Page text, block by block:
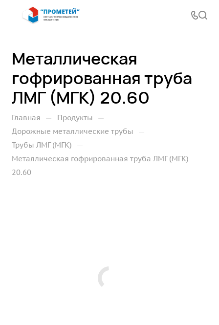
Металлическая
гофрированная труба
ЛМГ (МГК) 20.60
Главная — Продукты —
Дорожные металлические трубы —
Трубы ЛМГ (МГК) —
Металлическая гофрированная труба ЛМГ (МГК)
20.60